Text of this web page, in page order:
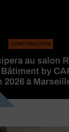
CONSTRUCTION
au salon
by
2026 à